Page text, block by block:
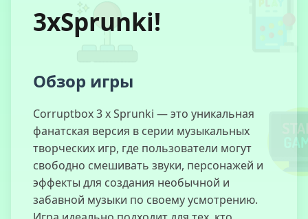
Spéciales
Masquées
Cuby Road
Fusion des
Gars Italian
Brainrot
3xSprunki!
Обзор игры
Corruptbox 3 x Sprunki — это уникальная
фанатская версия в серии музыкальных
творческих игр, где пользователи могут
свободно смешивать звуки, персонажей и
эффекты для создания необычной и
забавной музыки по своему усмотрению.